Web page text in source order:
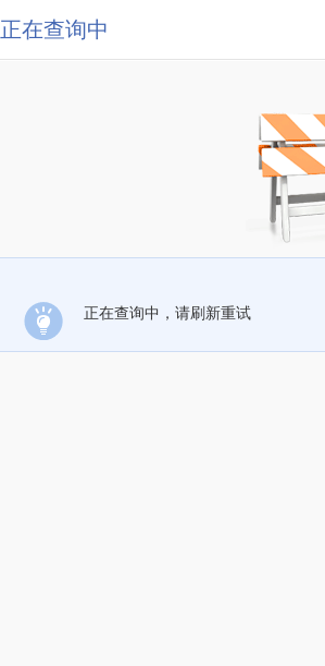
正在查询中
正在查询中，请刷新重试